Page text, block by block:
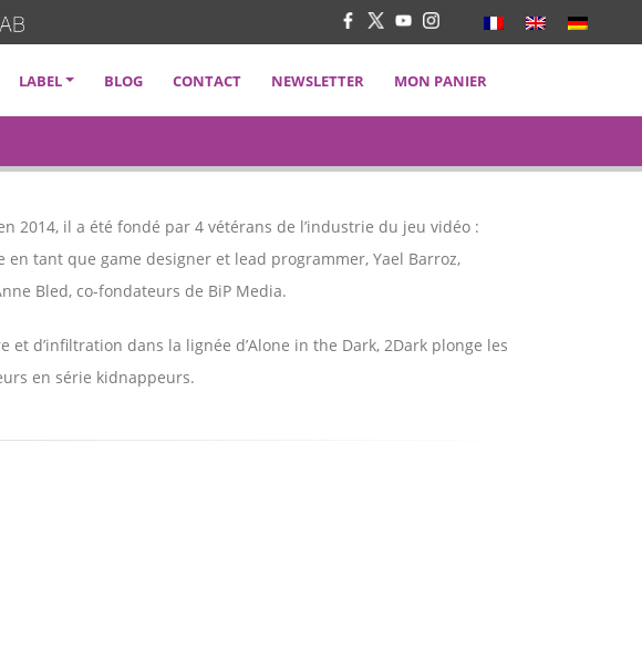
LABEL
SOUNDTRACKS
FAQ
BLOG CONTACT NEWSLETTER MON PANIER
2014, il a été fondé par 4 vétérans de l’industrie du jeu vidéo :
tant que game designer et lead programmer, Yael Barroz,
Bled, co-fondateurs de BiP Media.
d’infiltration dans la lignée d’Alone in the Dark, 2Dark plonge les
en série kidnappeurs.